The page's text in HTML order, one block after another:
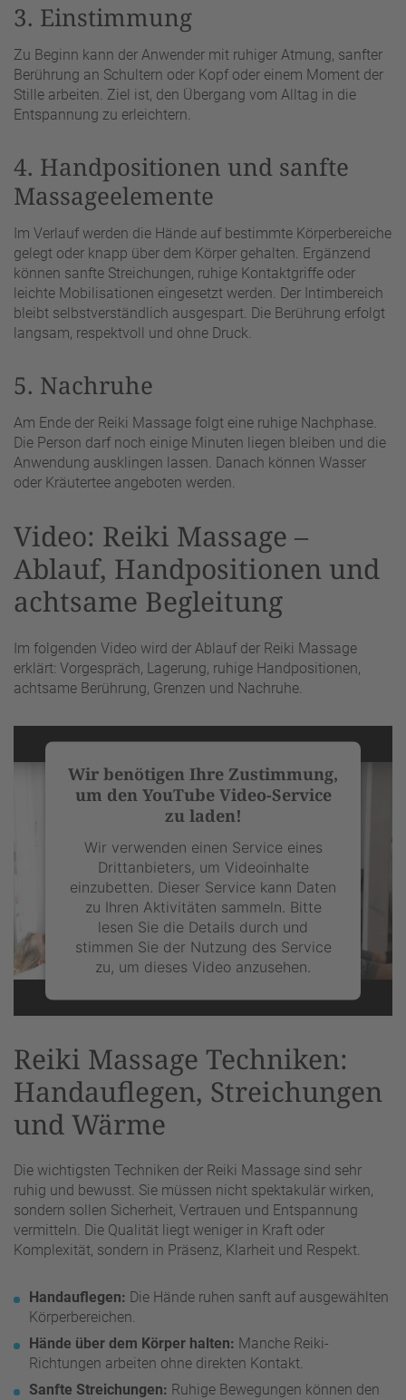
3. Einstimmung
Zu Beginn kann der Anwender mit ruhiger Atmung, sanfter
Berührung an Schultern oder Kopf oder einem Moment der
Stille arbeiten. Ziel ist, den Übergang vom Alltag in die
Entspannung zu erleichtern.
4. Handpositionen und sanfte
Massageelemente
Im Verlauf werden die Hände auf bestimmte Körperbereiche
gelegt oder knapp über dem Körper gehalten. Ergänzend
können sanfte Streichungen, ruhige Kontaktgriffe oder
leichte Mobilisationen eingesetzt werden. Der Intimbereich
bleibt selbstverständlich ausgespart. Die Berührung erfolgt
langsam, respektvoll und ohne Druck.
5. Nachruhe
Am Ende der Reiki Massage folgt eine ruhige Nachphase.
Die Person darf noch einige Minuten liegen bleiben und die
Anwendung ausklingen lassen. Danach können Wasser
oder Kräutertee angeboten werden.
Video: Reiki Massage –
Ablauf, Handpositionen und
achtsame Begleitung
Im folgenden Video wird der Ablauf der Reiki Massage
erklärt: Vorgespräch, Lagerung, ruhige Handpositionen,
achtsame Berührung, Grenzen und Nachruhe.
Wir benötigen Ihre Zustimmung,
um den YouTube Video-Service
zu laden!
Wir verwenden einen Service eines
Drittanbieters, um Videoinhalte
einzubetten. Dieser Service kann Daten
zu Ihren Aktivitäten sammeln. Bitte
lesen Sie die Details durch und
stimmen Sie der Nutzung des Service
zu, um dieses Video anzusehen.
Akzeptieren
powered byUsercentrics Consent
Management Platform
Reiki Massage Techniken:
Handauflegen, Streichungen
und Wärme
Die wichtigsten Techniken der Reiki Massage sind sehr
ruhig und bewusst. Sie müssen nicht spektakulär wirken,
sondern sollen Sicherheit, Vertrauen und Entspannung
vermitteln. Die Qualität liegt weniger in Kraft oder
Komplexität, sondern in Präsenz, Klarheit und Respekt.
Handauflegen: Die Hände ruhen sanft auf ausgewählten
Körperbereichen.
Hände über dem Körper halten: Manche Reiki-
Richtungen arbeiten ohne direkten Kontakt.
Sanfte Streichungen: Ruhige Bewegungen können den